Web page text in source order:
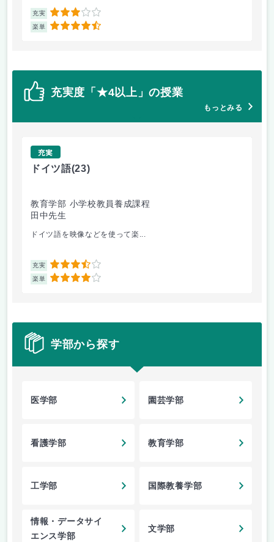
充実 3
楽単 4.5
充実度「★4以上」の授業
もっとみる
充実
ドイツ語(23)
教育学部 小学校教員養成課程
田中先生
ドイツ語を映像などを使って楽...
充実 3.5
楽単 4
学部から探す
医学部 園芸学部
看護学部 教育学部
工学部 国際教養学部
情報・データサイ
エンス学部
文学部